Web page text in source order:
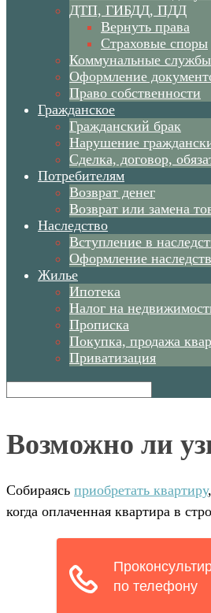
ДТП, ГИБДД, ПДД
Вернуть права
Страховые споры
Коммунальные службы
Оформление
Право собственности
Гражданское
Гражданский брак
Нарушение
Сделка, договор,
Потребителям
Возврат денег
Возврат или замена
Наследство
Вступление в
Оформление
Жилье
Ипотека
Налог на
Прописка
Покупка, продажа
Приватизация
Возможно ли
Собираясь приобретать квартиру
когда оплаченная квартира в